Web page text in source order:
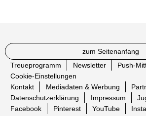
zum Seitenanfang
Treueprogramm
Newsletter
Push-
Cookie-Einstellungen
Kontakt
Mediadaten & Werbung
Datenschutzerklärung
Impressum
Facebook
Pinterest YouTube